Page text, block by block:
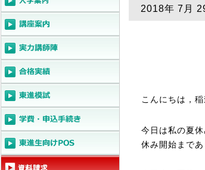
2018年 7月
こんにちは，稲
今日は私の夏
休み開始まで